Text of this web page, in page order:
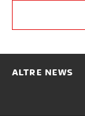
ALTRE NEWS